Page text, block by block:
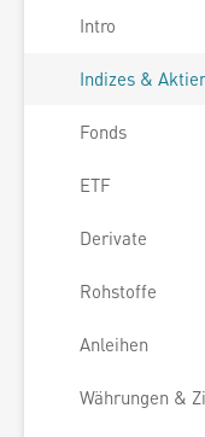
Intro
Indizes &
Fonds
ETF
Derivate
Rohstoffe
Anleihen
Währungen &